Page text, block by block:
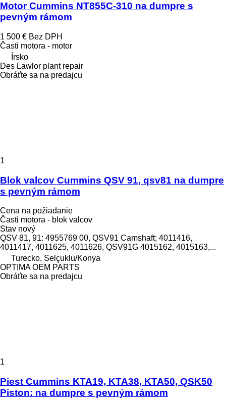
Motor Cummins NT855C-310 na dumpre s
pevným rámom
1 500 € Bez DPH
Časti motora - motor
Írsko
Des Lawlor plant repair
Obráťte sa na predajcu
1
Blok valcov Cummins QSV 91, qsv81 na dumpre
s pevným rámom
Cena na požiadanie
Časti motora - blok valcov
Stav nový
QSV 81, 91: 4955769 00, QSV91 Camshaft; 4011416,
4011417, 4011625, 4011626, QSV91G 4015162, 4015163,...
Turecko, Selçuklu/Konya
OPTIMA OEM PARTS
Obráťte sa na predajcu
1
Piest Cummins KTA19, KTA38, KTA50, QSK50
Piston: na dumpre s pevným rámom